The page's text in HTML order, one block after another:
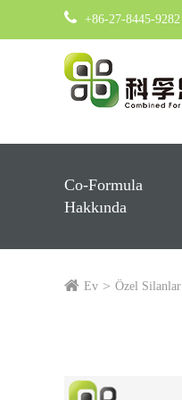
+86-27-8445-9282
Co-Formula
Hakkında
Ev Özel Silanlar